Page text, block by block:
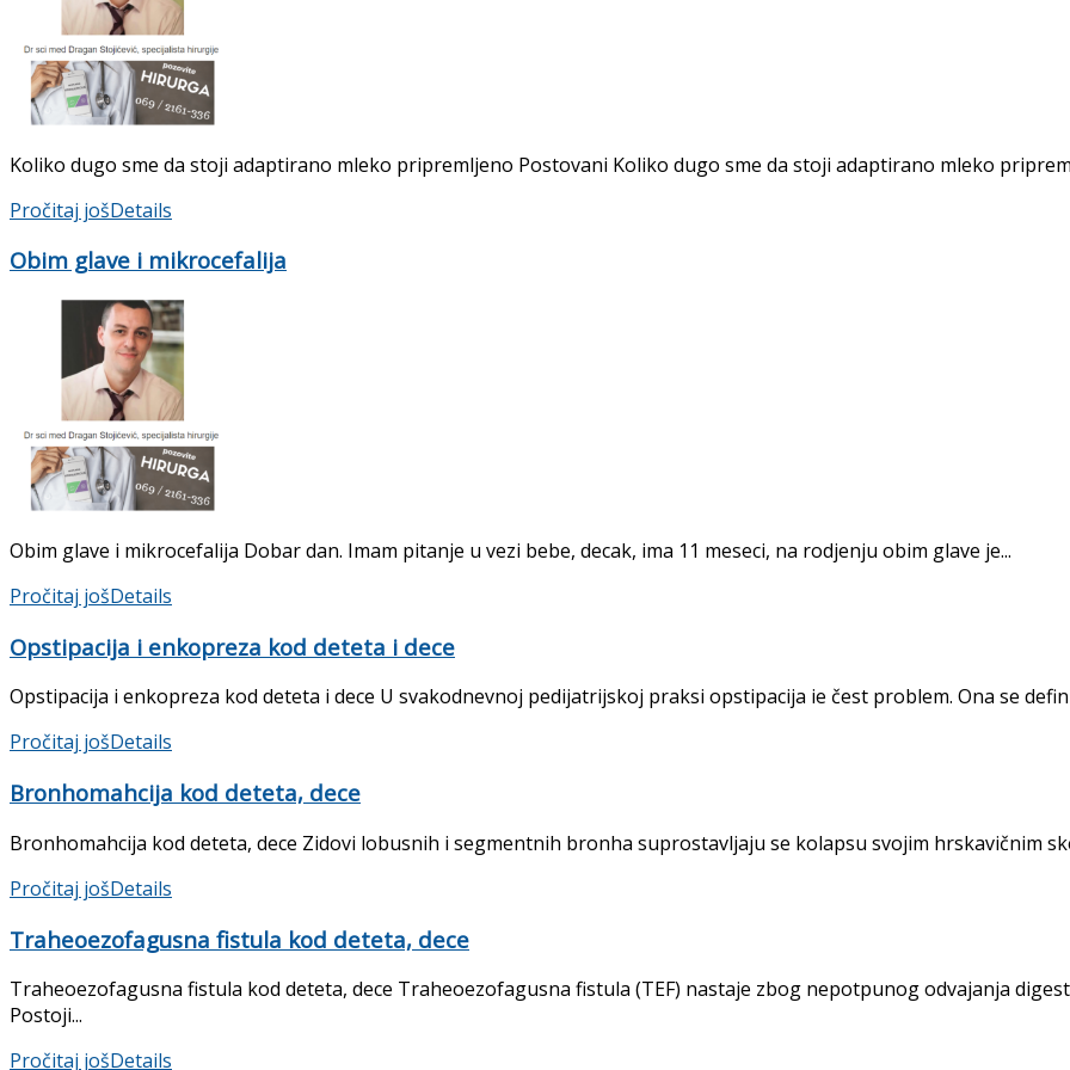
Koliko dugo sme da stoji adaptirano mleko pripremljeno Postovani Koliko dugo sme da stoji adaptirano mleko
Pročitaj jošDetails
Obim glave i mikrocefalija
Obim glave i mikrocefalija Dobar dan. Imam pitanje u vezi bebe, decak, ima 11 meseci, na rodjenju obim glave je...
Pročitaj jošDetails
Opstipacija i enkopreza kod deteta i dece
Opstipacija i enkopreza kod deteta i dece U svakodnevnoj pedijatrijskoj praksi opstipacija ie čest pro­blem. Ona se
Pročitaj jošDetails
Bronhomahcija kod deteta, dece
Bronhomahcija kod deteta, dece Zidovi lobusnih i segmentnih bronha suprostavljaju se kolapsu svojim hrskavičnim
Pročitaj jošDetails
Traheoezofagusna fistula kod deteta, dece
Traheoezofagusna fistula kod deteta, dece Traheoezofagusna fistula (TEF) nastaje zbog nepotpunog odva­janja
Postoji...
Pročitaj jošDetails